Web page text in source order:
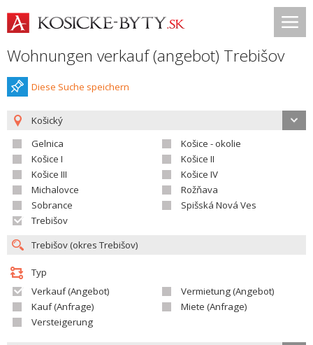
Wohnungen verkauf (angebot) Trebišov
Diese Suche speichern
Košický
Gelnica
Košice - okolie
Košice I
Košice II
Košice III
Košice IV
Michalovce
Rožňava
Sobrance
Spišská Nová Ves
Trebišov
Typ
Verkauf (Angebot)
Vermietung (Angebot)
Kauf (Anfrage)
Miete (Anfrage)
Versteigerung